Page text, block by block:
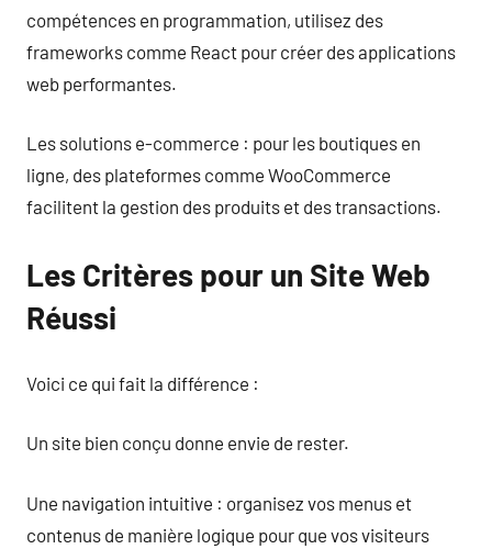
compétences en programmation, utilisez des
frameworks comme React pour créer des applications
web performantes.
Les solutions e-commerce : pour les boutiques en
ligne, des plateformes comme WooCommerce
facilitent la gestion des produits et des transactions.
Les Critères pour un Site Web
Réussi
Voici ce qui fait la différence :
Un site bien conçu donne envie de rester.
Une navigation intuitive : organisez vos menus et
contenus de manière logique pour que vos visiteurs